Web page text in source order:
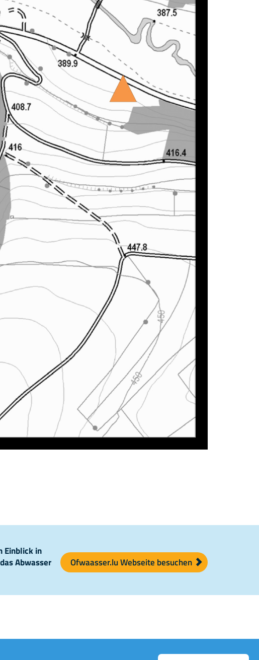
Einblick in
Abwasser
Ofwaasser.lu Webseite besuchen